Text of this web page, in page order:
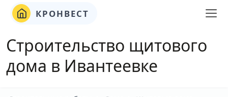
КРОНВЕСТ
Строительство щитового
дома в Ивантеевке